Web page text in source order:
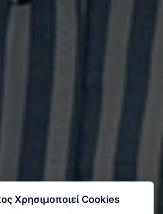
Χρησιμοποιεί Cookies